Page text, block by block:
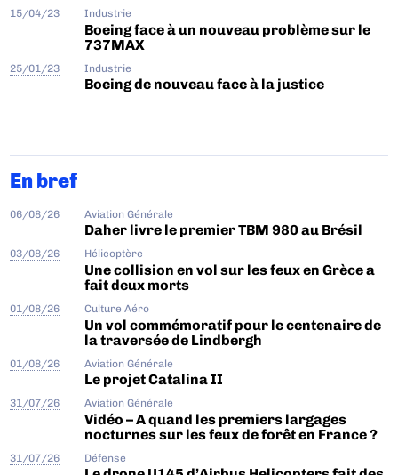
15/04/23 Industrie
Boeing face à un nouveau problème sur le
737MAX
25/01/23 Industrie
Boeing de nouveau face à la justice
En bref
06/08/26 Aviation Générale
Daher livre le premier TBM 980 au Brésil
03/08/26 Hélicoptère
Une collision en vol sur les feux en Grèce a
fait deux morts
01/08/26 Culture Aéro
Un vol commémoratif pour le centenaire de
la traversée de Lindbergh
01/08/26 Aviation Générale
Le projet Catalina II
31/07/26 Aviation Générale
Vidéo – A quand les premiers largages
nocturnes sur les feux de forêt en France ?
31/07/26 Défense